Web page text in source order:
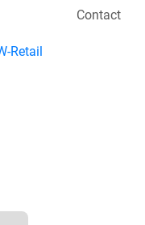
Contact
Retail